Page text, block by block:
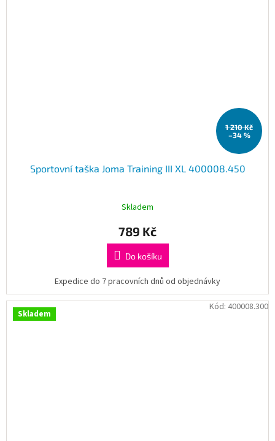
1 210 Kč
–34 %
Sportovní taška Joma Training III XL 400008.450
Skladem
789 Kč
Do košíku
Expedice do 7 pracovních dnů od objednávky
Skladem
Kód: 400008.300